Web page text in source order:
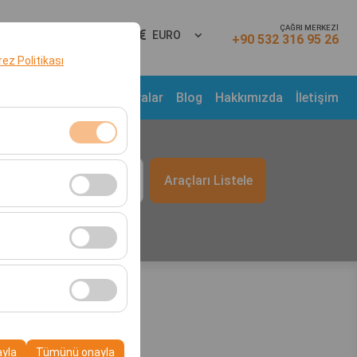
Politikası
Devre dışı
analiz
için kullanılır.
Tümünü onayla
EURO
ÇAĞRI MERKEZİ
+90 532 316 95 26
Kampanyalar Blog Hakkımızda İletişim
09:00 Araçları Listele